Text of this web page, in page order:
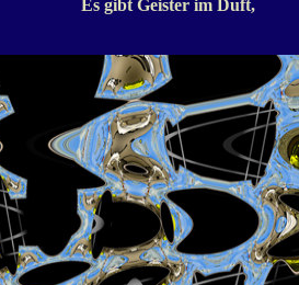
Es gibt Geister im Duft,